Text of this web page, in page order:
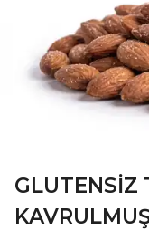
GLUTENSİZ